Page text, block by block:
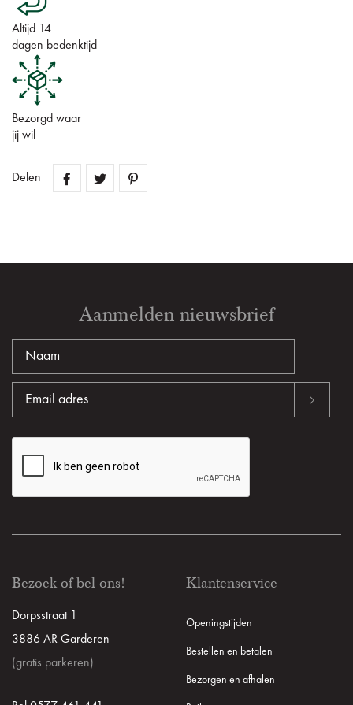
Altijd 14
dagen bedenktijd
Bezorgd waar
jij wil
Delen
Aanmelden nieuwsbrief
Bezoek of bel ons!
Dorpsstraat 1
3886 AR Garderen
(gratis parkeren)
Klantenservice
Openingstijden
Bestellen en betalen
Bezorgen en afhalen